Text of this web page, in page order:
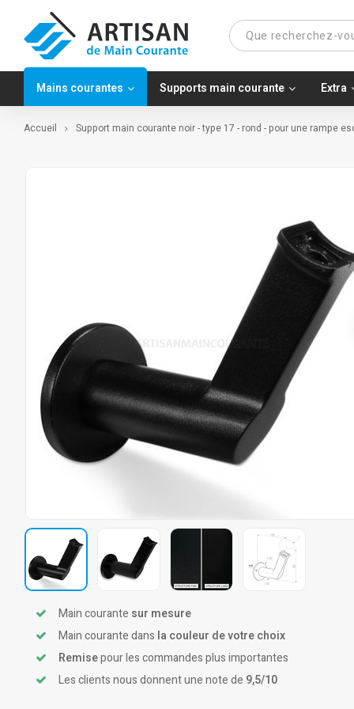
Mains courantes Supports main courante Extra
Accueil Support main courante noir - type 17 - rond - pour une rampe
Main courante sur mesure
Main courante dans la couleur de votre choix
Remisepour les commandes plus importantes
Les clients nous donnent une note de 9,5/10